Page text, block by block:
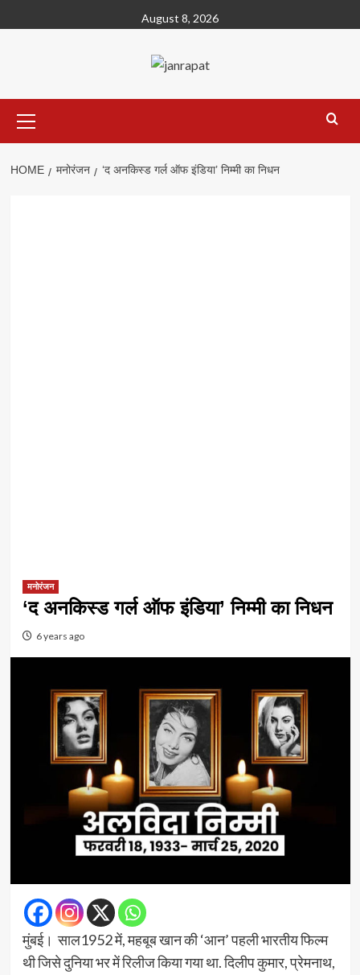
to
August 8, 2026
Menu
HOME मनोरंजन ‘द अनकिस्ड गर्ल ऑफ इंडिया’ निम्मी का निधन
मनोरंजन
‘द अनकिस्ड गर्ल ऑफ इंडिया’ निम्मी का निधन
6 years ago
मुंबई। साल1952 में, महबूब खान की ‘आन’ पहली भारतीय फिल्म
थी जिसे दुनिया भर में रिलीज किया गया था. दिलीप कुमार, प्रेमनाथ,